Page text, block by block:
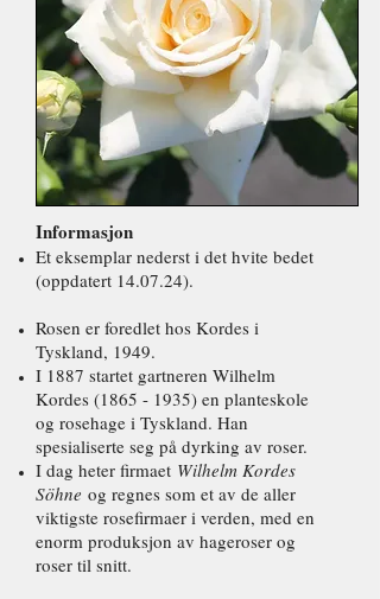
Informasjon
Et eksemplar nederst i det hvite bedet
(oppdatert 14.07.24).
Rosen er foredlet hos Kordes i
Tyskland, 1949.
I 1887 startet gartneren Wilhelm
Kordes (1865 - 1935) en planteskole
og rosehage i Tyskland. Han
spesialiserte seg på dyrking av roser.
I dag heter firmaet Wilhelm Kordes
Söhne og regnes som et av de aller
viktigste rosefirmaer i verden, med en
enorm produksjon av hageroser og
roser til snitt.